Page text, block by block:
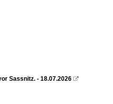
Sassnitz. - 18.07.2026 